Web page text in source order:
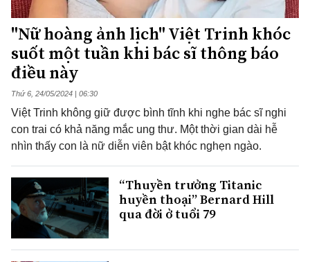
"Nữ hoàng ảnh lịch" Việt Trinh khóc
suốt một tuần khi bác sĩ thông báo
điều này
Thứ 6, 24/05/2024 | 06:30
Việt Trinh không giữ được bình tĩnh khi nghe bác sĩ nghi
con trai có khả năng mắc ung thư. Một thời gian dài hễ
nhìn thấy con là nữ diễn viên bật khóc nghẹn ngào.
“Thuyền trưởng Titanic
huyền thoại” Bernard Hill
qua đời ở tuổi 79